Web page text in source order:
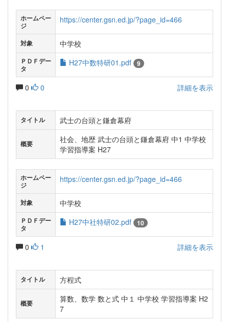
ホームペー
ジ
https://center.gsn.ed.jp/?page_id=466
対象 中学校
ＰＤＦデー
タ
H27中数特研01.pdf 9
0 0 詳細を表示
タイトル 武士の台頭と鎌倉幕府
概要
社会、地歴 武士の台頭と鎌倉幕府 中1 中学校
学習指導案 H27
ホームペー
ジ
https://center.gsn.ed.jp/?page_id=466
対象 中学校
ＰＤＦデー
タ
H27中社特研02.pdf 10
0 1 詳細を表示
タイトル 方程式
概要
算数、数学 数と式 中１ 中学校 学習指導案 H2
7